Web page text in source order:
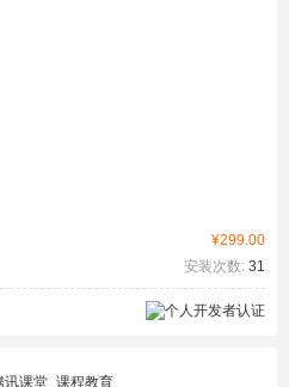
¥299.00
安装次数: 31